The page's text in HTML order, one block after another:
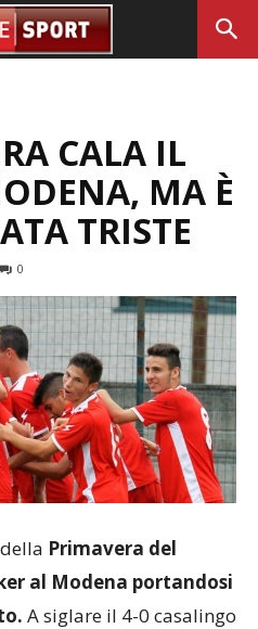
CALA IL
MA È
TRISTE
0
Primavera del
al Modena portandosi
A siglare il 4-0 casalingo